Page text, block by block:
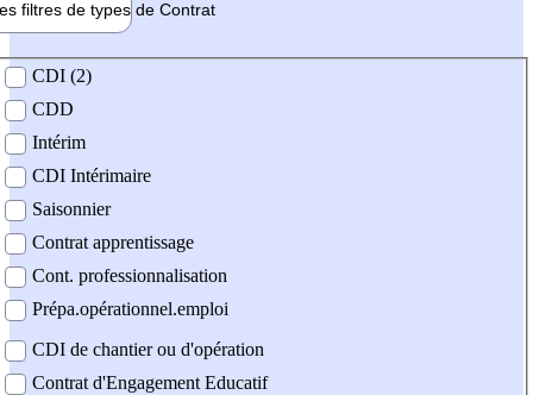
filtres de types de Contrat
contrat
CDI (2)
CDD
Intérim
CDI Intérimaire
Saisonnier
Contrat apprentissage
Cont. professionnalisation
Prépa.opérationnel.emploi
CDI de chantier ou d'opération
Contrat d'Engagement Educatif